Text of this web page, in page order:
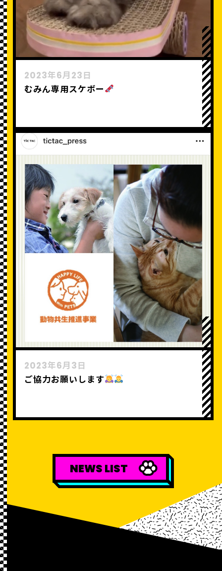
2023年6月23日
むみん専用スケボー
2023年6月3日
ご協力お願いします
NEWS LIST